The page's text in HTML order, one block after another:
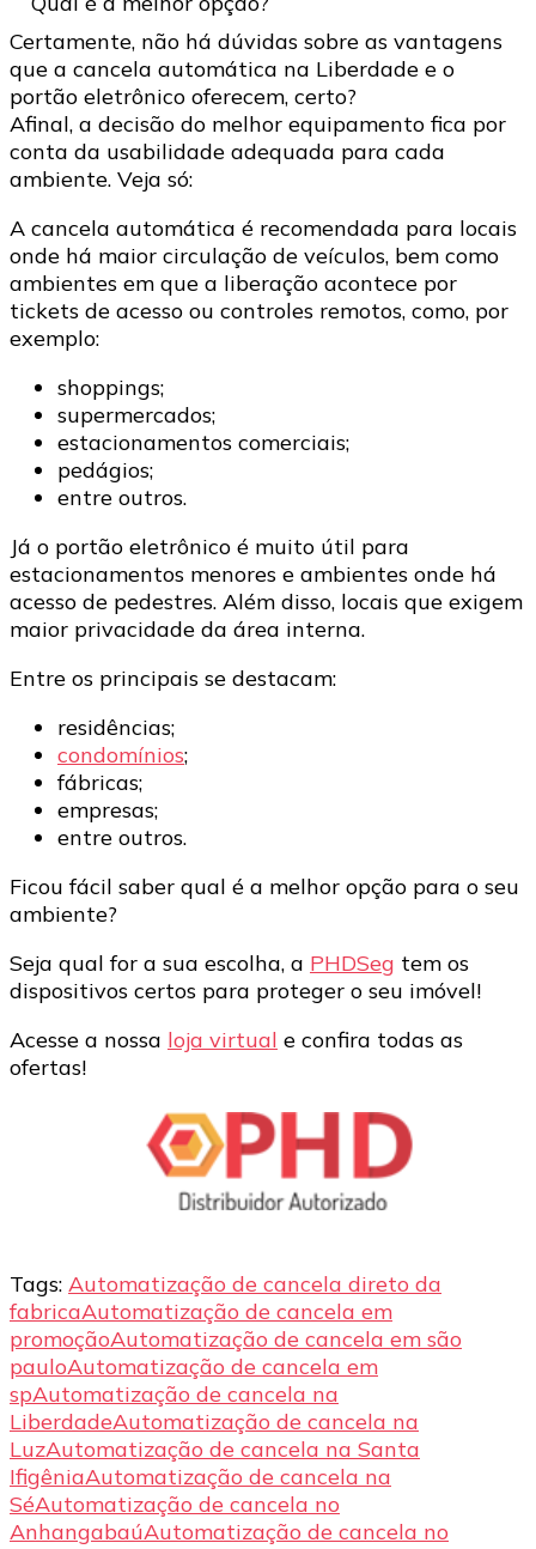
Certamente, não há dúvidas sobre as vantagens
que a cancela automática na Liberdade e o
portão eletrônico oferecem, certo?
Afinal, a decisão do melhor equipamento fica por
conta da usabilidade adequada para cada
ambiente. Veja só:
A cancela automática é recomendada para locais
onde há maior circulação de veículos, bem como
ambientes em que a liberação acontece por
tickets de acesso ou controles remotos, como, por
exemplo:
shoppings;
supermercados;
estacionamentos comerciais;
pedágios;
entre outros.
Já o portão eletrônico é muito útil para
estacionamentos menores e ambientes onde há
acesso de pedestres. Além disso, locais que exigem
maior privacidade da área interna.
Entre os principais se destacam:
residências;
condomínios;
fábricas;
empresas;
entre outros.
Ficou fácil saber qual é a melhor opção para o seu
ambiente?
Seja qual for a sua escolha, a PHDSeg tem os
dispositivos certos para proteger o seu imóvel!
Acesse a nossa loja virtual e confira todas as
ofertas!
Tags: Automatização de cancela direto da
fabricaAutomatização de cancela em
promoçãoAutomatização de cancela em são
pauloAutomatização de cancela em
spAutomatização de cancela na
LiberdadeAutomatização de cancela na
LuzAutomatização de cancela na Santa
IfigêniaAutomatização de cancela na
SéAutomatização de cancela no
AnhangabaúAutomatização de cancela no